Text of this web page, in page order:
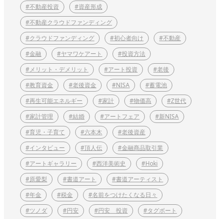
#不動産投資
#資産形成
#不動産クラウドファンディング
#クラウドファンディング
#初心者向け
#不動産
#金融
#ヤマワケアート
#投資方法
#メリット・デメリット
#アート投資
#老後
#教育資金
#老後資金 #NISA
#蓄電池
#再生可能エネルギー
#家計 #物価高
#Z世代
#家計管理
#結婚 #アートフェア
#新NISA
#育児・子育て
#六本木
#老後資産
#インタビュー
#頂人伝
#金融商品取引業
#アートギャラリー
#西洋美術史
#Hoki
#原愛梨
#書道アート
#書道アーティスト
#年金
#税金
#名前をつけたくなる日々
#ツノダ
#円安 #円安 投資 #タグボート